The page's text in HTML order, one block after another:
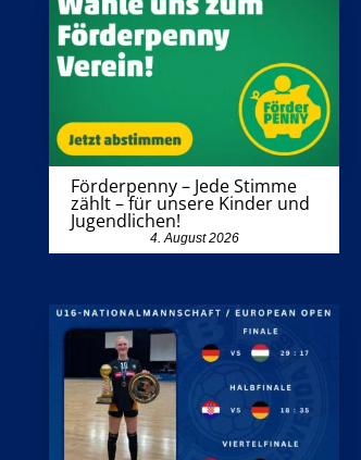
Förderpenny – Jede Stimme
zählt – für unsere Kinder und
Jugendlichen!
4. August 2026